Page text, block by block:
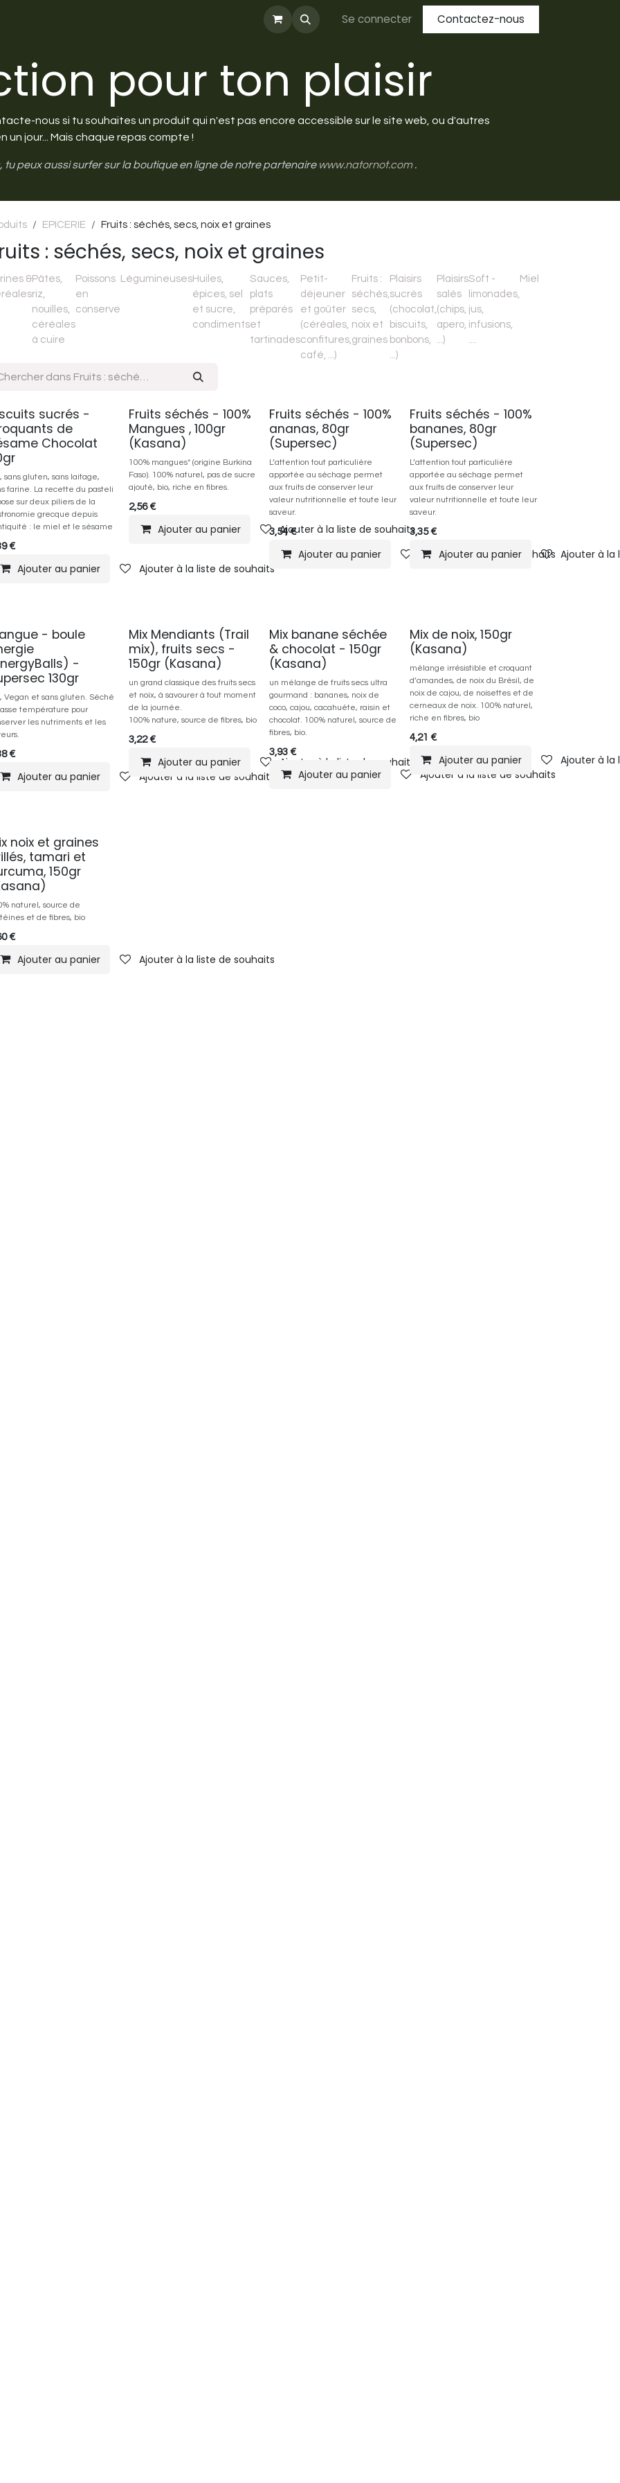
Se connecter Contactez-nous
pour ton plaisir
nous si tu souhaites un produit qui n'est pas encore accessible sur le site web, ou d'autres
jour... Mais chaque repas compte !
peux aussi surfer sur la boutique en ligne de notre partenaire www.natornot.com.
EPICERIE Fruits : séchés, secs, noix et graines
: séchés, secs, noix et graines
&Pâtes,
riz,
nouilles,
céréales
à cuire
Poissons
en
conserve
LégumineusesHuiles,
épices, sel
et sucre,
condiments
Sauces,
plats
préparés
et
tartinades
Petit-
déjeuner
et goûter
(céréales,
confitures,
café, ...)
Fruits :
séchés,
secs,
noix et
graines
Plaisirs
sucrés
(chocolat,
biscuits,
bonbons,
...)
Plaisirs
salés
(chips,
apero,
...)
Soft -
limonades,
jus,
infusions,
....
Miel
sucrés -
de
Chocolat
sans gluten, sans laitage,
farine. La recette du pasteli
sur deux piliers de la
grecque depuis
: le miel et le sésame
€
Ajouter au panier Ajouter à la liste de souhaits
Fruits séchés - 100%
Mangues , 100gr
(Kasana)
100% mangues* (origine Burkina
Faso). 100% naturel, pas de sucre
ajouté, bio, riche en fibres.
2,56€
Ajouter au panier Ajouter à la liste de souhaits
Fruits séchés - 100%
ananas, 80gr
(Supersec)
L’attention tout particulière
apportée au séchage permet
aux fruits de conserver leur
valeur nutritionnelle et toute leur
saveur.
3,54€
Ajouter au panier Ajouter à la liste de souhaits
Fruits séchés - 100%
bananes, 80gr
(Supersec)
L’attention tout particulière
apportée au séchage permet
aux fruits de conserver leur
valeur nutritionnelle et toute leur
saveur.
3,35€
Ajouter au panier Ajouter à la
- boule
-
130gr
Vegan et sans gluten. Séché
température pour
les nutriments et les
€
Ajouter au panier Ajouter à la liste de souhaits
Mix Mendiants (Trail
mix), fruits secs -
150gr (Kasana)
un grand classique des fruits secs
et noix, à savourer à tout moment
de la journée.
100% nature, source de fibres, bio
3,22€
Ajouter au panier Ajouter à la liste de souhaits
Mix banane séchée
& chocolat - 150gr
(Kasana)
un mélange de fruits secs ultra
gourmand : bananes, noix de
coco, cajou, cacahuète, raisin et
chocolat. 100% naturel, source de
fibres, bio.
3,93€
Ajouter au panier Ajouter à la liste de souhaits
Mix de noix, 150gr
(Kasana)
mélange irrésistible et croquant
d’amandes, de noix du Brésil, de
noix de cajou, de noisettes et de
cerneaux de noix. 100% naturel,
riche en fibres, bio
4,21 €
Ajouter au panier Ajouter à la
noix et graines
tamari et
150gr
naturel, source de
et de fibres, bio
€
Ajouter au panier Ajouter à la liste de souhaits